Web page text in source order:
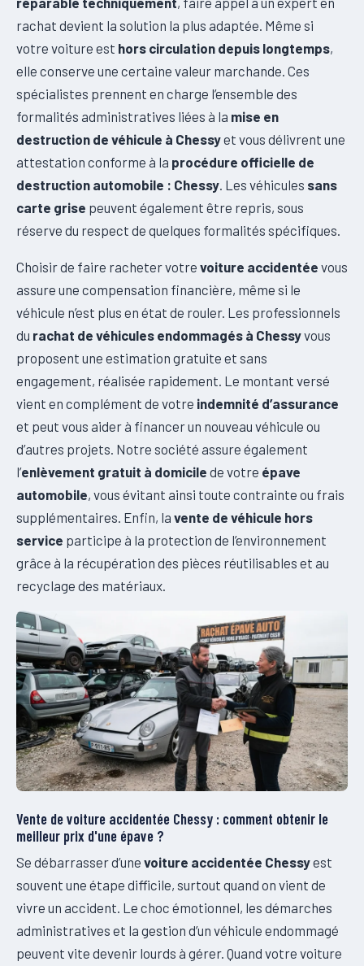
rachat devient la solution la plus adaptée. Même si
votre voiture est hors circulation depuis longtemps,
elle conserve une certaine valeur marchande. Ces
spécialistes prennent en charge l’ensemble des
formalités administratives liées à la mise en
destruction de véhicule à Chessyet vous délivrent une
attestation conforme à la procédure officielle de
destruction automobile : Chessy . Les véhicules sans
carte grise peuvent également être repris, sous
réserve du respect de quelques formalités spécifiques.
Choisir de faire racheter votre voiture accidentée vous
assure une compensation financière, même si le
véhicule n’est plus en état de rouler. Les professionnels
du rachat de véhicules endommagés à Chessyvous
proposent une estimation gratuite et sans
engagement, réalisée rapidement. Le montant versé
vient en complément de votre indemnité d’assurance
et peut vous aider à financer un nouveau véhicule ou
d’autres projets. Notre société assure également
l’enlèvement gratuit à domicile de votre épave
automobile, vous évitant ainsi toute contrainte ou frais
supplémentaires. Enfin, la vente de véhicule hors
service participe à la protection de l’environnement
grâce à la récupération des pièces réutilisables et au
recyclage des matériaux.
Vente de voiture accidentée Chessy : comment obtenir le
meilleur prix d'une épave ?
Se débarrasser d’une voiture accidentée Chessyest
souvent une étape difficile, surtout quand on vient de
vivre un accident. Le choc émotionnel, les démarches
administratives et la gestion d’un véhicule endommagé
peuvent vite devenir lourds à gérer. Quand votre voiture